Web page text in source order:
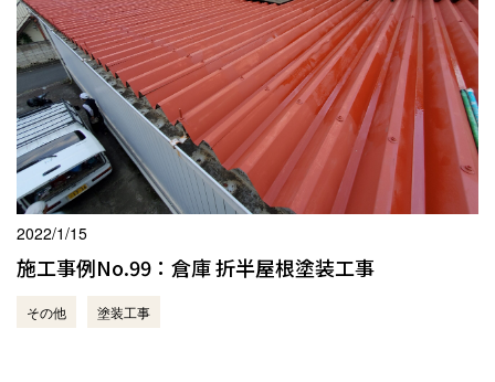
2022/1/15
施工事例No.99：倉庫 折半屋根塗装工事
その他 塗装工事